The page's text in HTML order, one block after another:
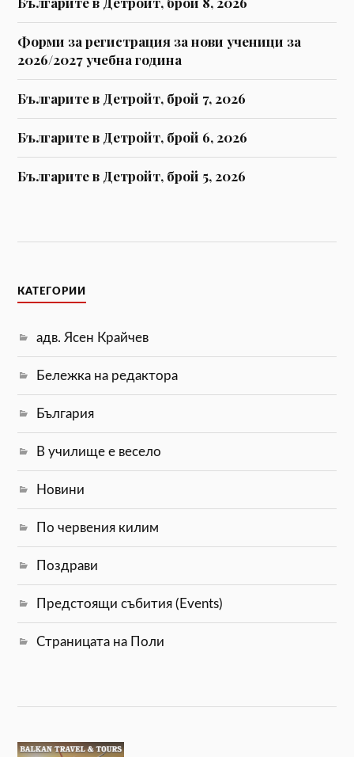
Форми за регистрaция за нови ученици за
2026/2027 учебна година
Българите в Детройт, брой 7, 2026
Българите в Детройт, брой 6, 2026
Българите в Детройт, брой 5, 2026
КАТЕГОРИИ
адв. Ясен Крайчев
Бележка на редактора
България
В училище е весело
Новини
По червения килим
Поздрави
Предстоящи събития (Events)
Страницата на Поли